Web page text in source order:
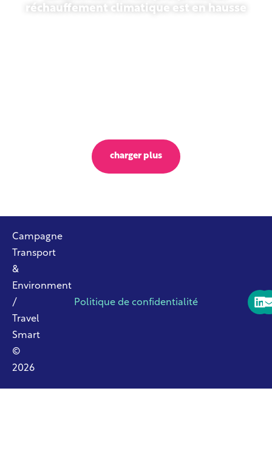
réchauffement climatique est en hausse
charger plus
Campagne
Transport
&
Environment
/
Travel
Smart
©
2026
Politique de confidentialité